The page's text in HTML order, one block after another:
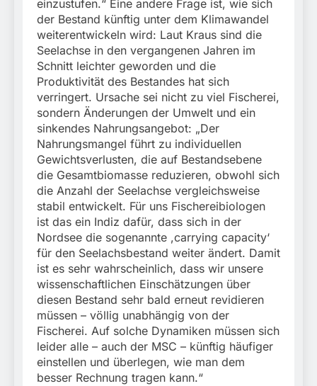
einzustufen.“ Eine andere Frage ist, wie sich
der Bestand künftig unter dem Klimawandel
weiterentwickeln wird: Laut Kraus sind die
Seelachse in den vergangenen Jahren im
Schnitt leichter geworden und die
Produktivität des Bestandes hat sich
verringert. Ursache sei nicht zu viel Fischerei,
sondern Änderungen der Umwelt und ein
sinkendes Nahrungsangebot: „Der
Nahrungsmangel führt zu individuellen
Gewichtsverlusten, die auf Bestandsebene
die Gesamtbiomasse reduzieren, obwohl sich
die Anzahl der Seelachse vergleichsweise
stabil entwickelt. Für uns Fischereibiologen
ist das ein Indiz dafür, dass sich in der
Nordsee die sogenannte ,carrying capacity‘
für den Seelachsbestand weiter ändert. Damit
ist es sehr wahrscheinlich, dass wir unsere
wissenschaftlichen Einschätzungen über
diesen Bestand sehr bald erneut revidieren
müssen – völlig unabhängig von der
Fischerei. Auf solche Dynamiken müssen sich
leider alle – auch der MSC – künftig häufiger
einstellen und überlegen, wie man dem
besser Rechnung tragen kann.“